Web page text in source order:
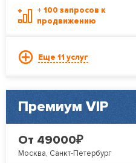
+ 100 запросов к
продвижению
Еще 11 услуг
Премиум VIP
От 49000₽
Москва, Санкт-Петербург